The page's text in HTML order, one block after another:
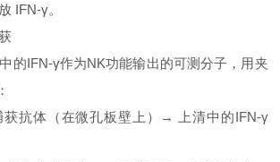
IFN‑γ。
的IFN‑γ作为NK功能输出的可测分子，用夹
获抗体（在微孔板壁上）→ 上清中的IFN‑γ